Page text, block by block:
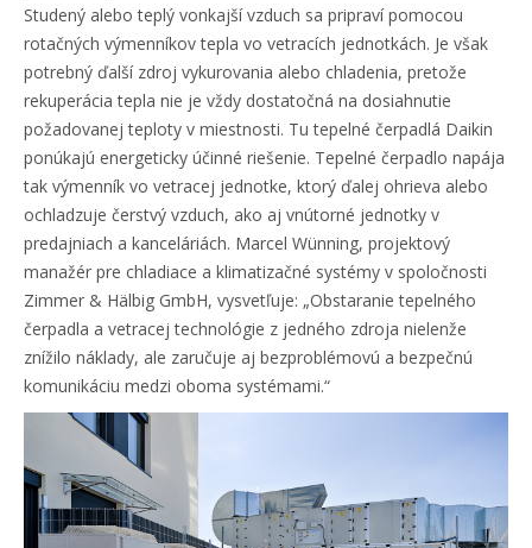
Studený alebo teplý vonkajší vzduch sa pripraví pomocou
rotačných výmenníkov tepla vo vetracích jednotkách. Je však
potrebný ďalší zdroj vykurovania alebo chladenia, pretože
rekuperácia tepla nie je vždy dostatočná na dosiahnutie
požadovanej teploty v miestnosti. Tu tepelné čerpadlá Daikin
ponúkajú energeticky účinné riešenie. Tepelné čerpadlo napája
tak výmenník vo vetracej jednotke, ktorý ďalej ohrieva alebo
ochladzuje čerstvý vzduch, ako aj vnútorné jednotky v
predajniach a kanceláriách. Marcel Wünning, projektový
manažér pre chladiace a klimatizačné systémy v spoločnosti
Zimmer & Hälbig GmbH, vysvetľuje: „Obstaranie tepelného
čerpadla a vetracej technológie z jedného zdroja nielenže
znížilo náklady, ale zaručuje aj bezproblémovú a bezpečnú
komunikáciu medzi oboma systémami.“